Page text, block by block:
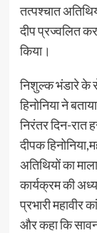
तत्पश्चात
दीप प्रज्वलित
किया।
निशुल्क भंडारे के
हिनोनिया ने
निरंतर दिन-रात
दीपक
अतिथियों का
कार्यक्रम की
प्रभारी महावीर
और कहा कि सावन